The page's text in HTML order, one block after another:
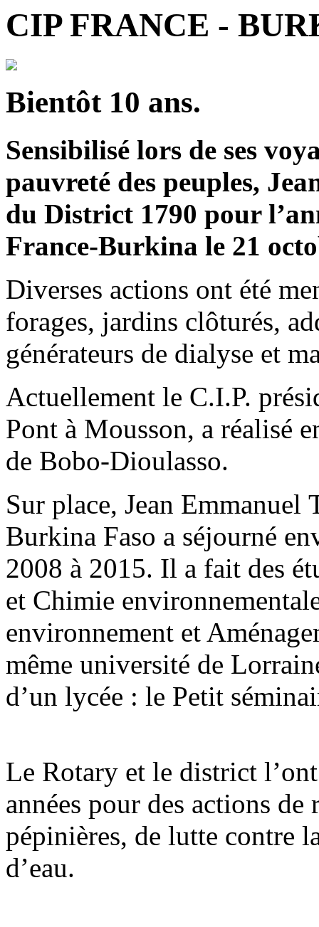
CIP FRANCE -
Bientôt 10 ans.
Sensibilisé lors de ses
pauvreté des peuples,
du District 1790 pour
France-Burkina le 21
Diverses actions ont été
forages, jardins clôturés,
générateurs de dialyse et
Actuellement le C.I.P.
Pont à Mousson, a réalisé
de Bobo-Dioulasso.
Sur place, Jean
Burkina Faso a séjourné
2008 à 2015. Il a fait des
et Chimie
environnement et
même université de
d’un lycée : le Petit
Le Rotary et le district
années pour des actions
pépinières, de lutte contre
d’eau.